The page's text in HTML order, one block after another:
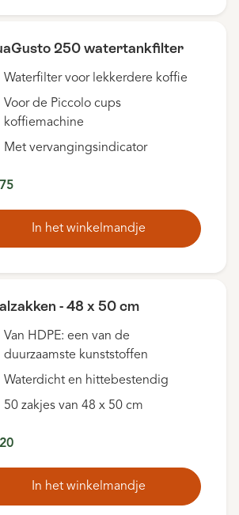
250 watertankfilter
Waterfilter voor lekkerdere koffie
Voor de Piccolo cups
koffiemachine
Met vervangingsindicator
In het winkelmandje
- 48 x 50 cm
Van HDPE: een van de
duurzaamste kunststoffen
Waterdicht en hittebestendig
50 zakjes van 48 x 50 cm
In het winkelmandje